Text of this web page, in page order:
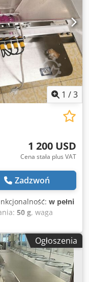
1 /3
1 200 USD
Cena stała plus VAT
Zadzwoń
w pełni
50 g, waga
likwidacji firmy.
. Do sprzedania
Urządzenie w
regulacji. Cjdpoy
Ogłoszenia